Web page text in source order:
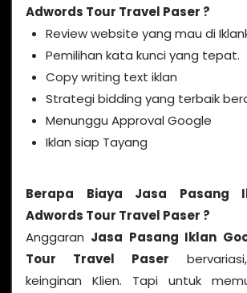
Adwords Tour Travel Paser ?
Review website yang mau di
Pemilihan kata kunci yang tepat.
Copy writing text iklan
Strategi bidding yang terbaik
Menunggu Approval Google
Iklan siap Tayang
Berapa Biaya Jasa Pasang
Adwords Tour Travel Paser ?
Anggaran Jasa Pasang Iklan
Tour Travel Paser
keinginan Klien. Tapi untuk